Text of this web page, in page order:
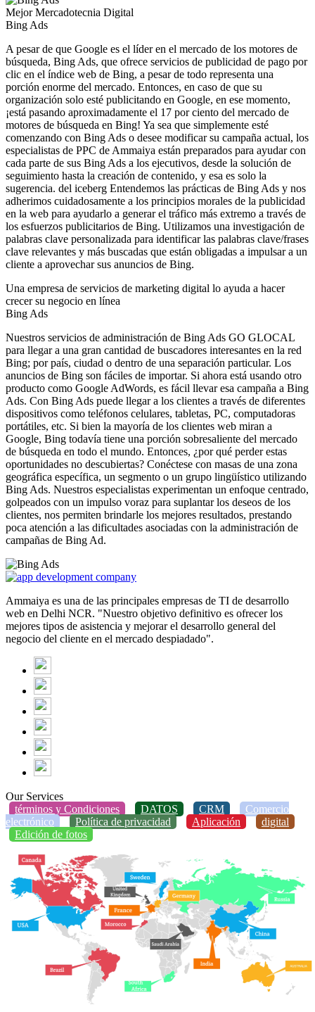
Mejor Mercadotecnia Digital
Bing Ads
A pesar de que Google es el líder en el mercado de los motores de
búsqueda, Bing Ads, que ofrece servicios de publicidad de pago por
clic en el índice web de Bing, a pesar de todo representa una
porción enorme del mercado. Entonces, en caso de que su
organización solo esté publicitando en Google, en ese momento,
¡está pasando aproximadamente el 17 por ciento del mercado de
motores de búsqueda en Bing! Ya sea que simplemente esté
comenzando con Bing Ads o desee modificar su campaña actual, los
especialistas de PPC de Ammaiya están preparados para ayudar con
cada parte de sus Bing Ads a los ejecutivos, desde la solución de
seguimiento hasta la creación de contenido, y esa es solo la
sugerencia. del iceberg Entendemos las prácticas de Bing Ads y nos
adherimos cuidadosamente a los principios morales de la publicidad
en la web para ayudarlo a generar el tráfico más extremo a través de
los esfuerzos publicitarios de Bing. Utilizamos una investigación de
palabras clave personalizada para identificar las palabras clave/frases
clave relevantes y más buscadas que están obligadas a impulsar a un
cliente a aprovechar sus anuncios de Bing.
Una empresa de servicios de marketing digital lo ayuda a hacer
crecer su negocio en línea
Bing Ads
Nuestros servicios de administración de Bing Ads GO GLOCAL
para llegar a una gran cantidad de buscadores interesantes en la red
Bing; por país, ciudad o dentro de una separación particular. Los
anuncios de Bing son fáciles de importar. Si ahora está usando otro
producto como Google AdWords, es fácil llevar esa campaña a Bing
Ads. Con Bing Ads puede llegar a los clientes a través de diferentes
dispositivos como teléfonos celulares, tabletas, PC, computadoras
portátiles, etc. Si bien la mayoría de los clientes web miran a
Google, Bing todavía tiene una porción sobresaliente del mercado
de búsqueda en todo el mundo. Entonces, ¿por qué perder estas
oportunidades no descubiertas? Conéctese con masas de una zona
geográfica específica, un segmento o un grupo lingüístico utilizando
Bing Ads. Nuestros especialistas experimentan un enfoque centrado,
golpeados con un impulso voraz para suplantar los deseos de los
clientes, nos permiten brindarle los mejores resultados, prestando
poca atención a las dificultades asociadas con la administración de
campañas de Bing Ad.
Ammaiya es una de las principales empresas de TI de desarrollo
web en Delhi NCR. "Nuestro objetivo definitivo es ofrecer los
mejores tipos de asistencia y mejorar el desarrollo general del
negocio del cliente en el mercado despiadado".
Our Services
términos y Condiciones
DATOS CRM
Comercio
electrónico
Política de privacidad Aplicación
digital
Edición de fotos